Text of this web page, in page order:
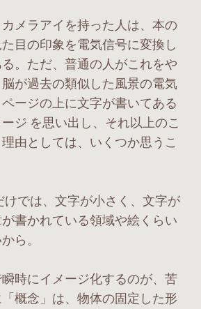
メラアイを持った人は、本の
目の印象を電気信号に変換し
。ただ、普通の人がこれをや
が過去の類似した風景の電気
ージの上に文字が書いてある
ジ を思い出し、それ以上のこ
由としては、いくつか思うこ
けでは、文字が小さく、文字が
書かれている領域や絵くらい
ら。
瞬時にイメージ化するのが、苦
概念」は、物体の固定した形